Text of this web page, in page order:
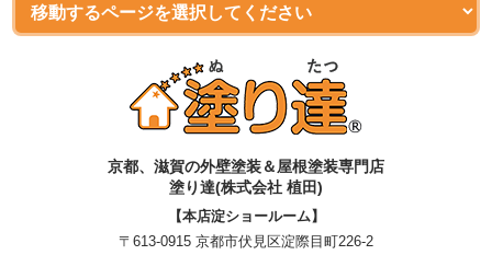
京都、滋賀の外壁塗装＆屋根塗装専門店
塗り達(株式会社 植田)
【本店淀ショールーム】
〒613-0915 京都市伏見区淀際目町226-2